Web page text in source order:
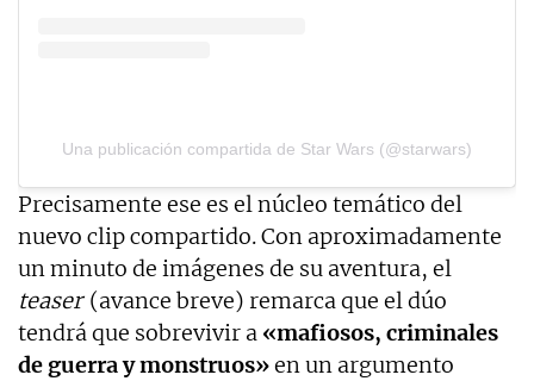
Una publicación compartida de Star Wars (@starwars)
Precisamente ese es el núcleo temático del
nuevo clip compartido. Con aproximadamente
un minuto de imágenes de su aventura, el
teaser(avance breve) remarca que el dúo
tendrá que sobrevivir a «mafiosos, criminales
de guerra y monstruos»en un argumento